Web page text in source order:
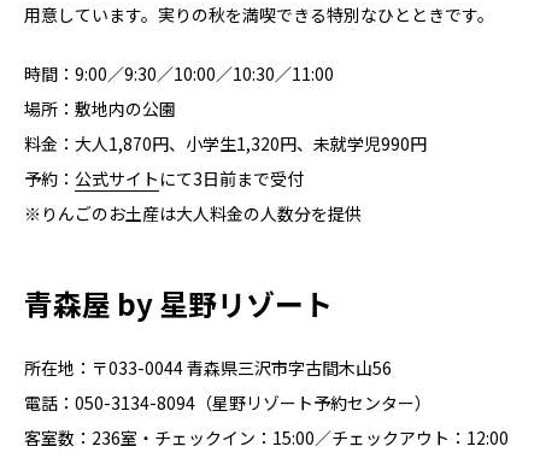
用意しています。実りの秋を満喫できる特別なひとときです。
時間：9:00／9:30／10:00／10:30／11:00
場所：敷地内の公園
料金：大人1,870円、小学生1,320円、未就学児990円
予約： 公式サイト にて3日前まで受付
※りんごのお土産は大人料金の人数分を提供
青森屋 by 星野リゾート
所在地：〒033-0044 ⻘森県三沢市字古間木山56
電話：050-3134-8094（星野リゾート予約センター）
客室数：236室・チェックイン：15:00／チェックアウト：12:00